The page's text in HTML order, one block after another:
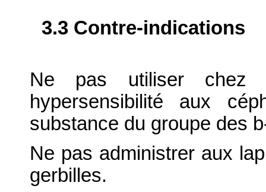
3.3 Contre-indications
Ne pas utiliser chez
hypersensibilité aux
substance du groupe des
Ne pas administrer aux
gerbilles.